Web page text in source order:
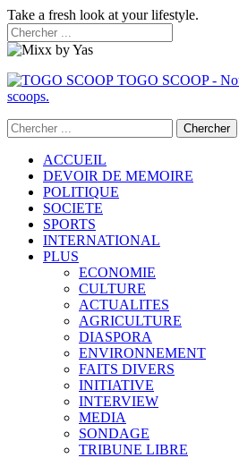
Take a fresh look at your lifestyle.
TOGO SCOOP -
scoops.
ACCUEIL
DEVOIR DE MEMOIRE
POLITIQUE
SOCIETE
SPORTS
INTERNATIONAL
PLUS
ECONOMIE
CULTURE
ACTUALITES
AGRICULTURE
DIASPORA
ENVIRONNEMENT
FAITS DIVERS
INITIATIVE
INTERVIEW
MEDIA
SONDAGE
TRIBUNE LIBRE